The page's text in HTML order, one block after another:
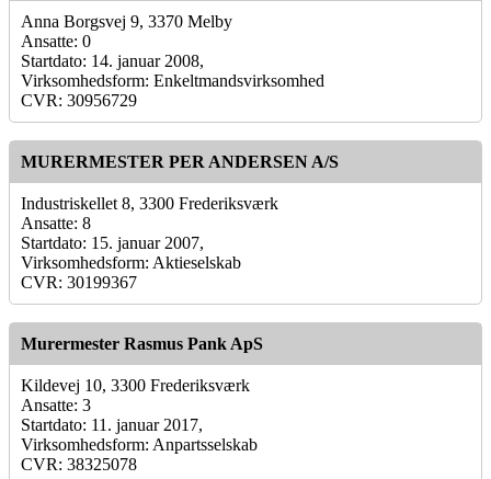
Anna Borgsvej 9, 3370 Melby
Ansatte: 0
Startdato: 14. januar 2008,
Virksomhedsform: Enkeltmandsvirksomhed
CVR: 30956729
MURERMESTER PER ANDERSEN A/S
Industriskellet 8, 3300 Frederiksværk
Ansatte: 8
Startdato: 15. januar 2007,
Virksomhedsform: Aktieselskab
CVR: 30199367
Murermester Rasmus Pank ApS
Kildevej 10, 3300 Frederiksværk
Ansatte: 3
Startdato: 11. januar 2017,
Virksomhedsform: Anpartsselskab
CVR: 38325078